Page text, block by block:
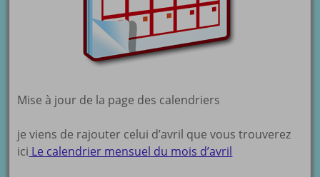
Mise à jour de la page des calendriers
je viens de rajouter celui d’avril que vous trouverez
ici Le calendrier mensuel du mois d’avril